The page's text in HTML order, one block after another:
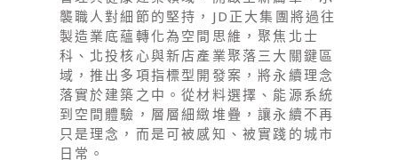
襲職人對細節的堅持，JD正大集團將過往
製造業底蘊轉化為空間思維，聚焦北士
科、北投核心與新店產業聚落三大關鍵區
域，推出多項指標型開發案，將永續理念
落實於建築之中。從材料選擇、能源系統
到空間體驗，層層細緻堆疊，讓永續不再
只是理念，而是可被感知、被實踐的城市
日常。